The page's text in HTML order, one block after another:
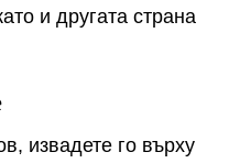
и другата страна
извадете го върху